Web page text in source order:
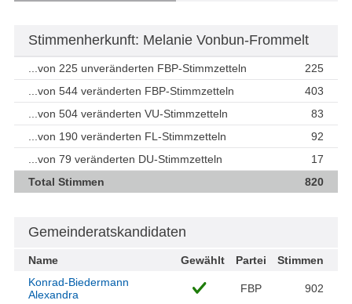
Stimmenherkunft: Melanie Vonbun-Frommelt
...von 225 unveränderten FBP-Stimmzetteln
225
...von 544 veränderten FBP-Stimmzetteln
403
...von 504 veränderten VU-Stimmzetteln
83
...von 190 veränderten FL-Stimmzetteln
92
...von 79 veränderten DU-Stimmzetteln
17
Total Stimmen
820
Gemeinderatskandidaten
Name Gewählt Partei
Stimmen
Konrad-Biedermann
Alexandra
FBP 902